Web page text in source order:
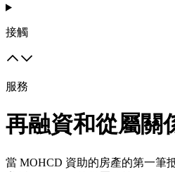
接觸
服務
再融資和從屬關
當 MOHCD 資助的房產的第一筆